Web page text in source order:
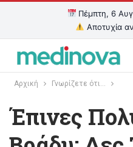
Πέμπτη, 6
Αποτυχία
Αρχική Γνωρίζετε ότι...
Έπινες